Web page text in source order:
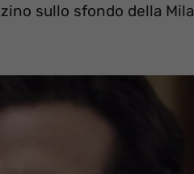
sullo sfondo della